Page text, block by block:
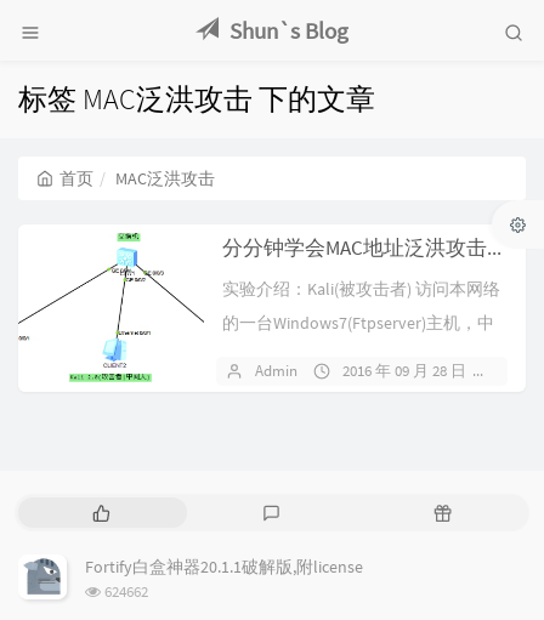
Shun`s Blog
标签 MAC泛洪攻击 下的文章
首页 MAC泛洪攻击
分分钟学会MAC地址泛洪攻击之实验报告
实验介绍：Kali(被攻击者) 访问本网络
的一台Windows7(Ftpserver)主机，中
Admin 2016 年 09 月 28 日
热
文
章
评
论
随
Fortify白盒神器20.1.1破解版,附license
浏
624662